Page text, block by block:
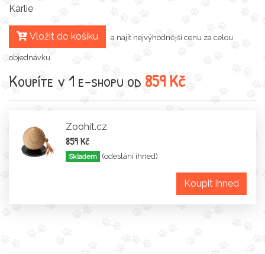
Karlie
Vložit do košíku a najít nejvýhodnější cenu za celou
objednávku
Koupíte v 1 e-shopu od 859 Kč
Zoohit.cz
859 Kč
Skladem (odeslání ihned)
Koupit ihned